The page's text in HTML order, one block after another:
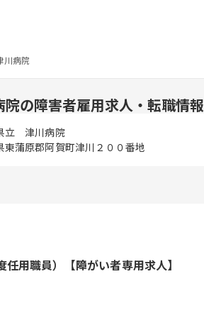
病院
の障害者雇用求人・転職情報
立 津川病院
東蒲原郡阿賀町津川２００番地
用職員）【障がい者専用求人】